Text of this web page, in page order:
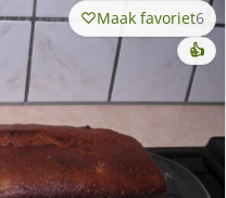
Maak favoriet6
👍